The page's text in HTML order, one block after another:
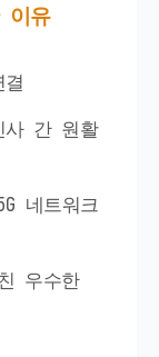
이유
사 간 원활
네트워크
우수한